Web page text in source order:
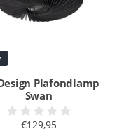
Plafondlamp
Swan
€129,95